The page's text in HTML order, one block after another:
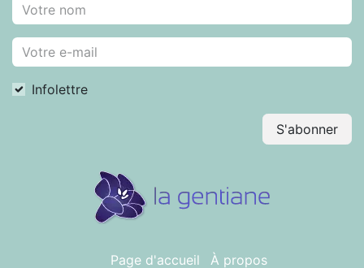
Infolettre
S'abonner
Page d'accueil À propos